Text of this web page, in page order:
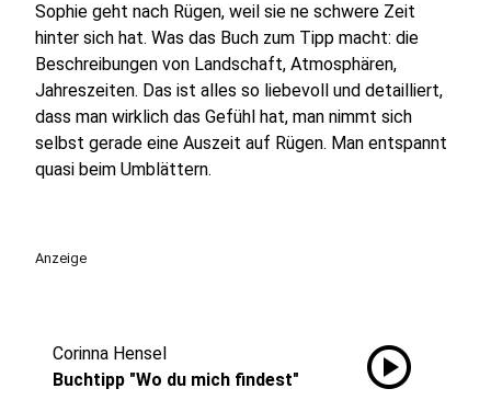
Sophie geht nach Rügen, weil sie ne schwere Zeit
hinter sich hat. Was das Buch zum Tipp macht: die
Beschreibungen von Landschaft, Atmosphären,
Jahreszeiten. Das ist alles so liebevoll und detailliert,
dass man wirklich das Gefühl hat, man nimmt sich
selbst gerade eine Auszeit auf Rügen. Man entspannt
quasi beim Umblättern.
Anzeige
Corinna Hensel
Buchtipp "Wo du mich findest"
play_circle